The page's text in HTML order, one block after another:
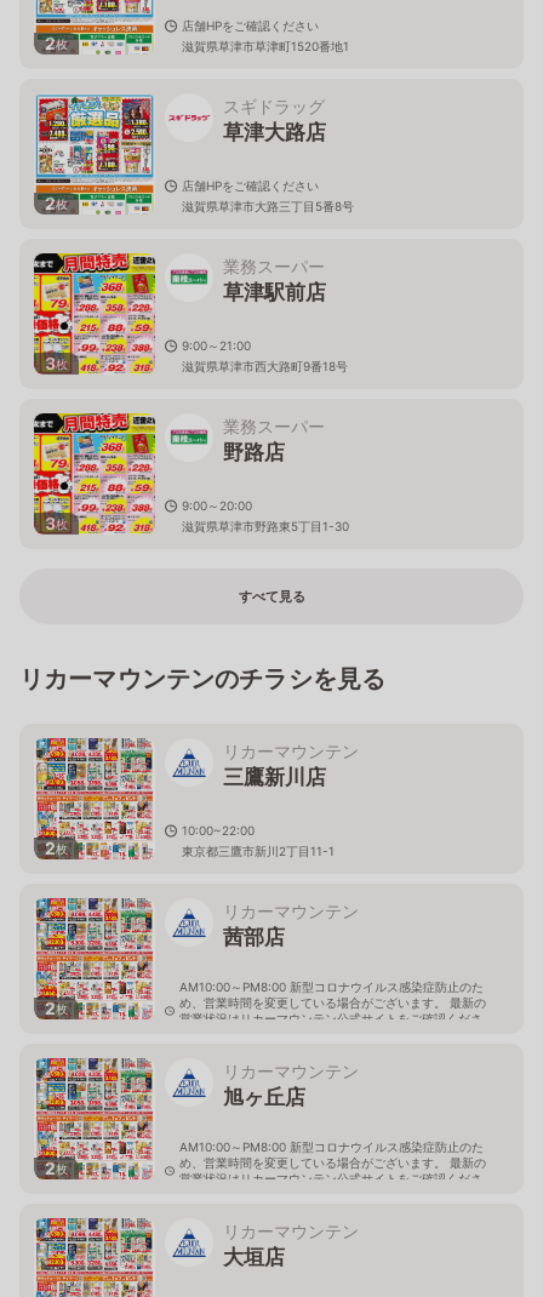
2枚
店舗HPをご確認ください
滋賀県草津市草津町1520番地1
2枚
スギドラッグ
草津大路店
店舗HPをご確認ください
滋賀県草津市大路三丁目5番8号
3枚
業務スーパー
草津駅前店
9:00～21:00
滋賀県草津市西大路町9番18号
3枚
業務スーパー
野路店
9:00～20:00
滋賀県草津市野路東5丁目1-30
すべて見る
リカーマウンテンのチラシを見る
2枚
リカーマウンテン
三鷹新川店
10:00~22:00
東京都三鷹市新川2丁目11-1
2枚
リカーマウンテン
茜部店
AM10:00～PM8:00 新型コロナウイルス感染症防止のた
め、営業時間を変更している場合がございます。 最新の
営業状況はリカーマウンテン公式サイトをご確認くださ
2枚
リカーマウンテン
旭ヶ丘店
AM10:00～PM8:00 新型コロナウイルス感染症防止のた
め、営業時間を変更している場合がございます。 最新の
営業状況はリカーマウンテン公式サイトをご確認くださ
リカーマウンテン
大垣店